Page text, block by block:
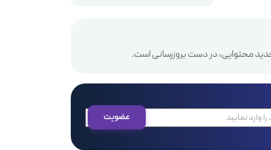
محتوایی، در دست بروزرسانی است.